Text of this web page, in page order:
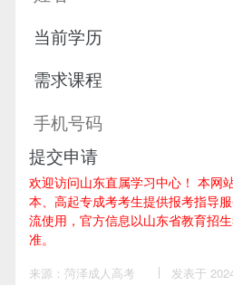
提交申请
欢迎访问山东直属学习中心！ 本网
本、高起专成考考生提供报考指导
流使用，官方信息以山东省教育招
准。
来源：菏泽成人高考 发表于